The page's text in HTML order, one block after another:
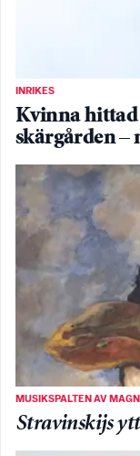
INRIKES
Kvinna hittad
skärgården –
MUSIKSPALTEN AV
Stravinskijs